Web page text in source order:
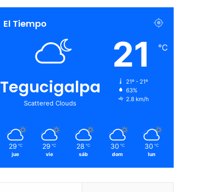
El Tiempo
Tegucigalpa
Scattered Clouds
21 ℃
21º - 21º
63%
2.8 km/h
29 ℃
jue
29 ℃
vie
28 ℃
sáb
30 ℃
dom
30 ℃
lun